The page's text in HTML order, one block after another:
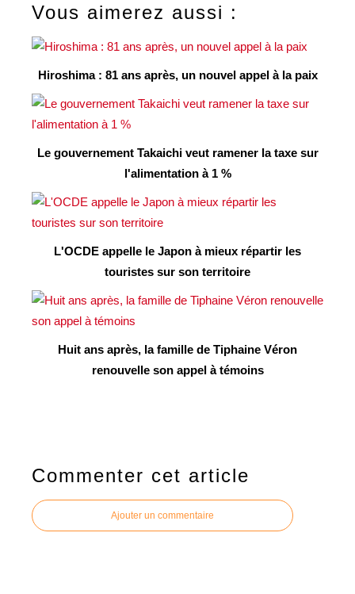
Vous aimerez aussi :
Hiroshima : 81 ans après, un nouvel appel à la paix
Le gouvernement Takaichi veut ramener la taxe sur
l'alimentation à 1 %
L'OCDE appelle le Japon à mieux répartir les
touristes sur son territoire
Huit ans après, la famille de Tiphaine Véron
renouvelle son appel à témoins
Commenter cet article
Ajouter un commentaire